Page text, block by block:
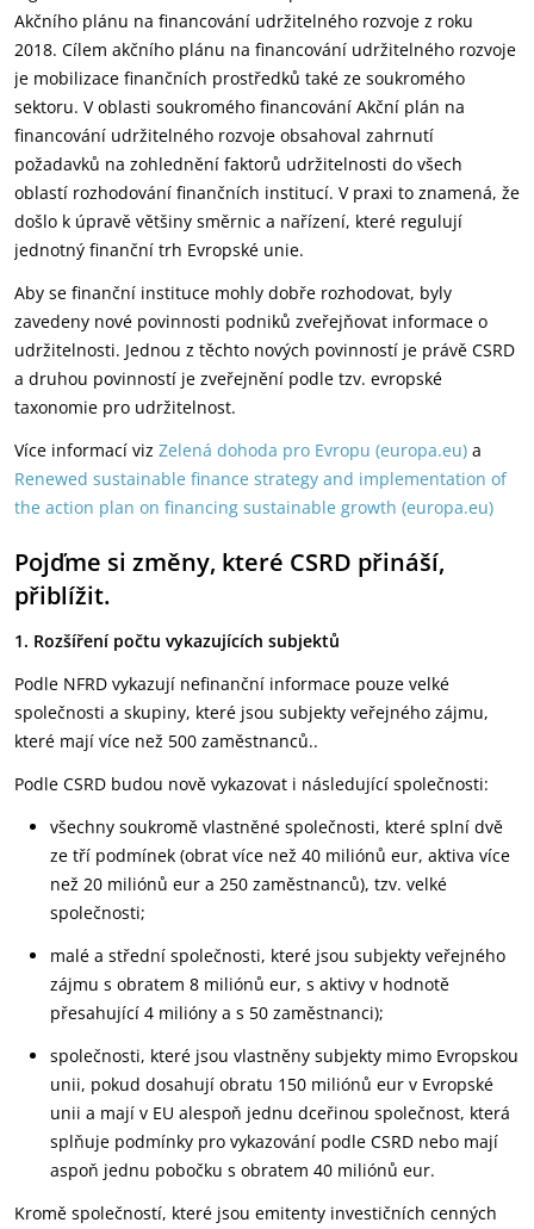
Akčního plánu na financování udržitelného rozvoje z roku
2018. Cílem akčního plánu na financování udržitelného rozvoje
je mobilizace finančních prostředků také ze soukromého
sektoru. V oblasti soukromého financování Akční plán na
financování udržitelného rozvoje obsahoval zahrnutí
požadavků na zohlednění faktorů udržitelnosti do všech
oblastí rozhodování finančních institucí. V praxi to znamená, že
došlo k úpravě většiny směrnic a nařízení, které regulují
jednotný finanční trh Evropské unie.
Aby se finanční instituce mohly dobře rozhodovat, byly
zavedeny nové povinnosti podniků zveřejňovat informace o
udržitelnosti. Jednou z těchto nových povinností je právě CSRD
a druhou povinností je zveřejnění podle tzv. evropské
taxonomie pro udržitelnost.
Více informací viz Zelená dohoda pro Evropu (europa.eu) a
Renewed sustainable finance strategy and implementation of
the action plan on financing sustainable growth (europa.eu)
Pojďme si změny, které CSRD přináší,
přiblížit.
1. Rozšíření počtu vykazujících subjektů
Podle NFRD vykazují nefinanční informace pouze velké
společnosti a skupiny, které jsou subjekty veřejného zájmu,
které mají více než 500 zaměstnanců..
Podle CSRD budou nově vykazovat i následující společnosti:
všechny soukromě vlastněné společnosti, které splní dvě
ze tří podmínek (obrat více než 40 miliónů eur, aktiva více
než 20 miliónů eur a 250 zaměstnanců), tzv. velké
společnosti;
malé a střední společnosti, které jsou subjekty veřejného
zájmu s obratem 8 miliónů eur, s aktivy v hodnotě
přesahující 4 milióny a s 50 zaměstnanci);
společnosti, které jsou vlastněny subjekty mimo Evropskou
unii, pokud dosahují obratu 150 miliónů eur v Evropské
unii a mají v EU alespoň jednu dceřinou společnost, která
splňuje podmínky pro vykazování podle CSRD nebo mají
aspoň jednu pobočku s obratem 40 miliónů eur.
Kromě společností, které jsou emitenty investičních cenných